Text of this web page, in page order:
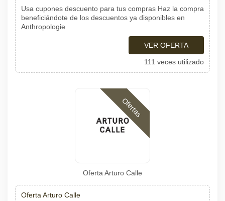
Usa cupones descuento para tus compras Haz la compra
beneficiándote de los descuentos ya disponibles en
Anthropologie
VER OFERTA
111 veces utilizado
Ofertas
Oferta Arturo Calle
Oferta Arturo Calle